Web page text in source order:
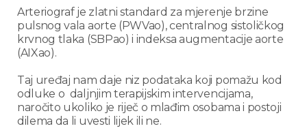
Arteriograf je zlatni standard za mjerenje brzine
pulsnog vala aorte (PWVao), centralnog sistoličkog
krvnog tlaka (SBPao) i indeksa augmentacije aorte
(AIXao).
Taj uređaj nam daje niz podataka koji pomažu kod
odluke o daljnjim terapijskim intervencijama,
naročito ukoliko je riječ o mlađim osobama i postoji
dilema da li uvesti lijek ili ne.